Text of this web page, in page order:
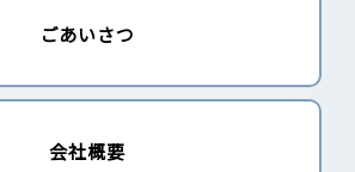
ごあいさつ
会社概要